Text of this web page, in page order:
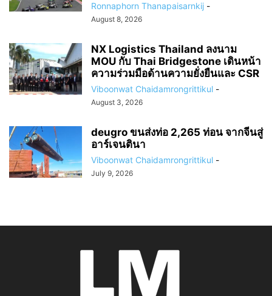
Ronnaphorn Thanapaisarnkij -
August 8, 2026
NX Logistics Thailand ลงนาม
MOU กับ Thai Bridgestone เดินหน้า
ความร่วมมือด้านความยั่งยืนและ CSR
Viboonwat Chaidamrongrittikul -
August 3, 2026
deugro ขนส่งท่อ 2,265 ท่อน จากจีนสู่
อาร์เจนตินา
Viboonwat Chaidamrongrittikul -
July 9, 2026